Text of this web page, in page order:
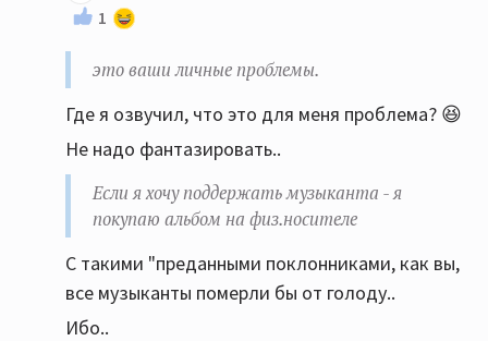
своровать??)))
Если нравится дяде-буржую платить денежку за
его услуги по предоставлению музыки, это ваши
личные проблемы.
Если я хочу поддержать музыканта - я покупаю
альбом на физ.носителе. ТОЛЬКО наличие
физической копии является подтверждением
того, что вы купили альбом (не читаем
маленькие буковки на обратной стороне
обложки про копирование только) а уж башлять
денюжки буржуям, за пользование их сервисом,
1
это ваши личные проблемы.
Где я озвучил, что это для меня проблема? 😆
Не надо фантазировать..
Если я хочу поддержать музыканта - я
покупаю альбом на физ.носителе
С такими "преданными поклонниками, как вы,
все музыканты померли бы от голоду..
Ибо..